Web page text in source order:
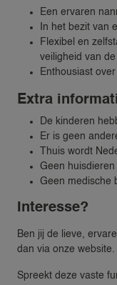
Een ervaren
In het bezit van
Flexibel en
veiligheid van
Enthousiast
Extra
De kinderen
Er is geen
Thuis wordt
Geen huisdieren
Geen medische
Interesse?
Ben jij de lieve,
dan via onze
Spreekt deze vaste